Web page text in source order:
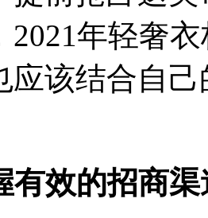
2021年轻奢
应该结合自
有效的招商渠